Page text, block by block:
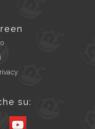
su: